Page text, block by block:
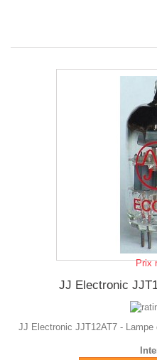
Prix
JJ Electronic
JJ Electronic JJT12AT7 -